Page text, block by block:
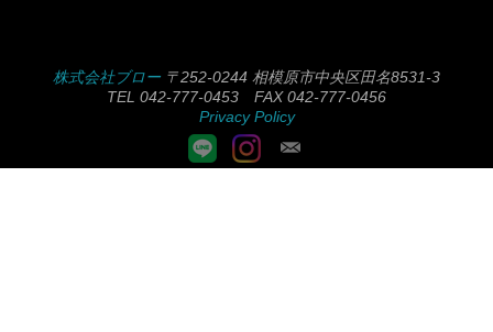
株式会社ブロー 〒252-0244 相模原市中央区田名8531-3
TEL 042-777-0453 FAX 042-777-0456
Privacy Policy